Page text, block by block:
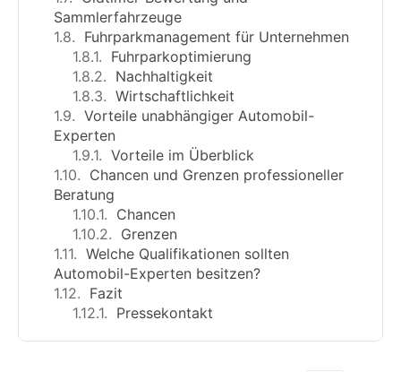
Sammlerfahrzeuge
Fuhrparkmanagement für Unternehmen
Fuhrparkoptimierung
Nachhaltigkeit
Wirtschaftlichkeit
Vorteile unabhängiger Automobil-
Experten
Vorteile im Überblick
Chancen und Grenzen professioneller
Beratung
Chancen
Grenzen
Welche Qualifikationen sollten
Automobil-Experten besitzen?
Fazit
Pressekontakt